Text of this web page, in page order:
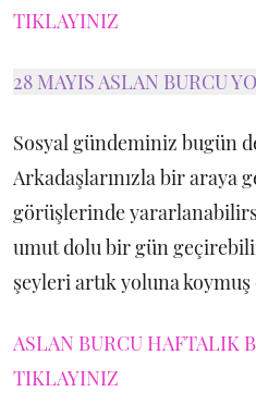
TIKLAYINIZ
28 MAYIS ASLAN BURCU
Sosyal gündeminiz bugün
Arkadaşlarınızla bir araya
görüşlerinde
umut dolu bir gün
şeyleri artık yoluna
ASLAN BURCU HAFTALIK
TIKLAYINIZ